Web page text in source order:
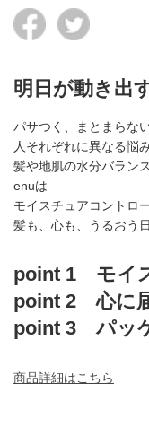
明日が動き出す
パサつく、まとまらな
人それぞれに異なる悩
髪や地肌の水分バラン
enuは
モイスチュアコントロ
髪も、心も、うるおう日
point 1 モイ
point 2 心に
point 3 パッ
商品詳細はこちら